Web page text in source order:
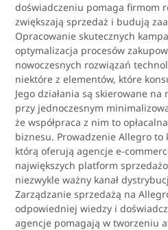
doświadczeniu pomaga firmom
zwiększają sprzedaż i budują
Opracowanie skutecznych
optymalizacja procesów
nowoczesnych rozwiązań
niektóre z elementów, które
Jego działania są skierowane
przy jednoczesnym
że współpraca z nim to
biznesu. Prowadzenie Allegro to
którą oferują agencje e-
największych platform
niezwykle ważny kanał
Zarządzanie sprzedażą na
odpowiedniej wiedzy i
agencje pomagają w tworzeniu